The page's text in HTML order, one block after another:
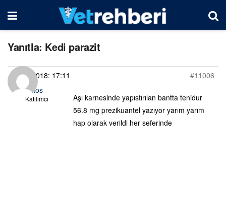
Yanıtla: Kedi parazit
29/05/2018: 17:11
#11006
Fatos
Katılımcı
Aşı karnesinde yapıstırılan bantta tenidur
56.8 mg prezikuantel yazıyor yarım yarım
hap olarak verildi her seferinde